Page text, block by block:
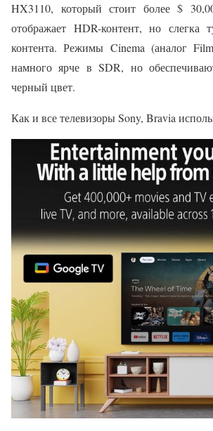
HX3110, который стоит более $
отображает HDR-контент, но слегка
контента. Режимы Cinema (аналог
намного ярче в SDR, но
черный цвет.
Как и все телевизоры Sony, Bravia